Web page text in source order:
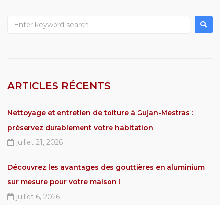
ARTICLES RÉCENTS
Nettoyage et entretien de toiture à Gujan-Mestras :
préservez durablement votre habitation
juillet 21, 2026
Découvrez les avantages des gouttières en aluminium
sur mesure pour votre maison !
juillet 6, 2026